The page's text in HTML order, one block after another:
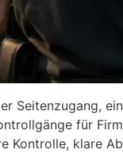
Seitenzugang,
für
Kontrolle, klare